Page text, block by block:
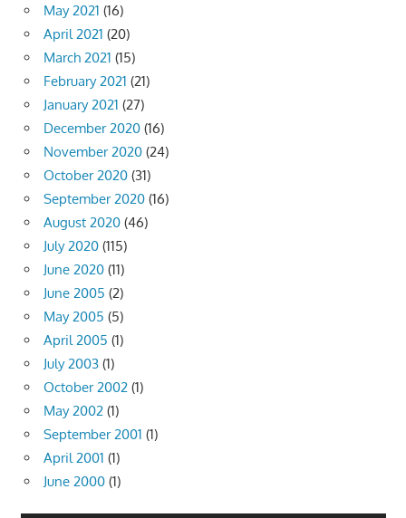
May 2021 (16)
April 2021 (20)
March 2021 (15)
February 2021 (21)
January 2021 (27)
December 2020 (16)
November 2020 (24)
October 2020 (31)
September 2020 (16)
August 2020 (46)
July 2020 (115)
June 2020 (11)
June 2005 (2)
May 2005 (5)
April 2005 (1)
July 2003 (1)
October 2002 (1)
May 2002 (1)
September 2001 (1)
April 2001 (1)
June 2000 (1)